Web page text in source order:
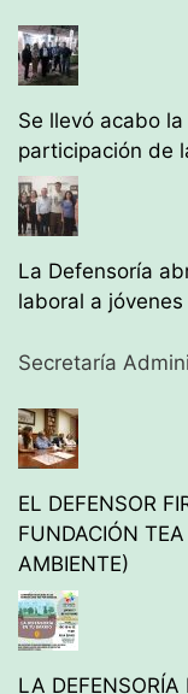
Se llevó acabo
participación de
La Defensoría
laboral a
Secretaría
EL DEFENSOR
FUNDACIÓN
AMBIENTE)
LA DEFENSORÍA